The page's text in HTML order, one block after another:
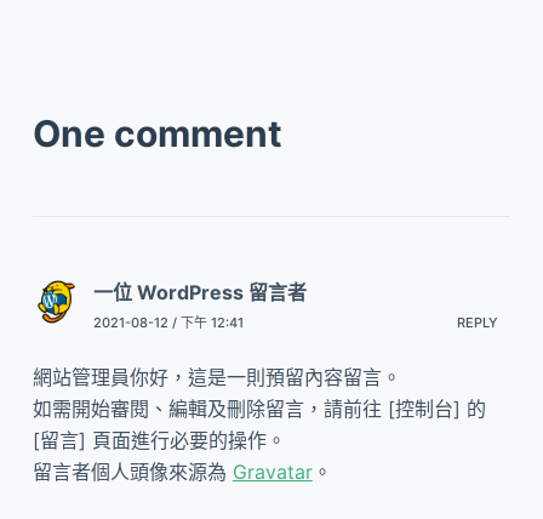
One comment
一位 WordPress 留言者
2021-08-12 / 下午 12:41 REPLY
網站管理員你好，這是一則預留內容留言。
如需開始審閱、編輯及刪除留言，請前往 [控制台] 的
[留言] 頁面進行必要的操作。
留言者個人頭像來源為 Gravatar。